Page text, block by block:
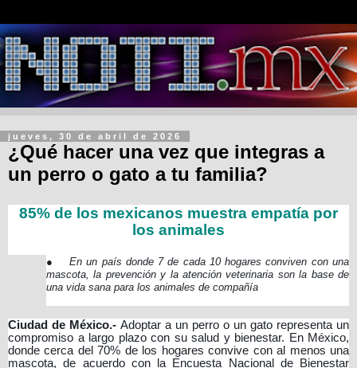
jueves, 30 de abril de 2026
¿Qué hacer una vez que integras a
un perro o gato a tu familia?
85% de los mexicanos muestra empatía por
los animales
●
En un país donde 7 de cada 10 hogares conviven con una
mascota, la prevención y la atención veterinaria son la base de
una vida sana para los animales de compañía
Ciudad de México.- Adoptar a un perro o un gato representa un
compromiso a largo plazo con su salud y bienestar. En México,
donde cerca del 70% de los hogares convive con al menos una
mascota, de acuerdo con la Encuesta Nacional de Bienestar